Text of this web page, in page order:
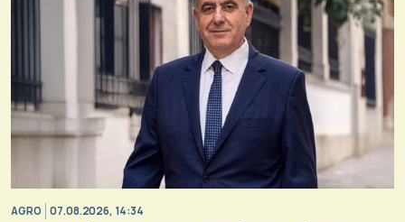
AGRO 07.08.2026, 14:34